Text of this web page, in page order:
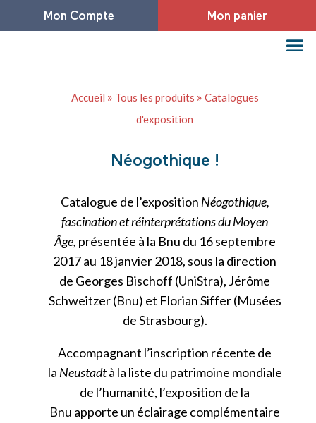
Mon Compte Mon panier
Accueil » Tous les produits » Catalogues
d'exposition
Néogothique !
Catalogue de l’exposition Néogothique,
fascination et réinterprétations du Moyen
Âge, présentée à la Bnu du 16 septembre
2017 au 18 janvier 2018, sous la direction
de Georges Bischoff (UniStra), Jérôme
Schweitzer (Bnu) et Florian Siffer (Musées
de Strasbourg).
Accompagnant l’inscription récente de
la Neustadtà la liste du patrimoine mondiale
de l’humanité, l’exposition de la
Bnu apporte un éclairage complémentaire